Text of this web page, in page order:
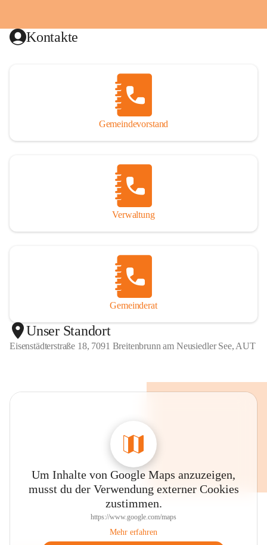
Kontakte
Gemeindevorstand
Verwaltung
Gemeinderat
Unser Standort
Eisenstädterstraße 18, 7091 Breitenbrunn am Neusiedler See, AUT
Um Inhalte von Google Maps anzuzeigen,
musst du der Verwendung externer Cookies
zustimmen.
https://www.google.com/maps
Mehr erfahren